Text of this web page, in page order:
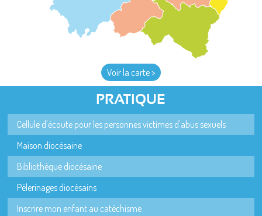
Voir la carte >
PRATIQUE
Cellule d'écoute pour les personnes victimes d'abus sexuels
Maison diocésaine
Bibliothèque diocésaine
Pèlerinages diocésains
Inscrire mon enfant au catéchisme